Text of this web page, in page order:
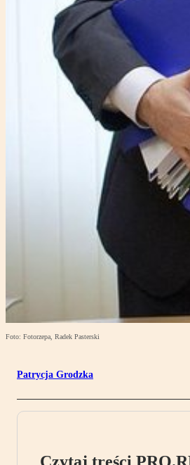
Foto: Fotorzepa, Radek Pasterski
Patrycja Grodzka